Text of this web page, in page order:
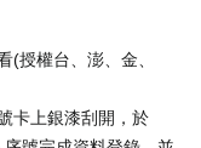
(授權台、澎、金、
卡上銀漆刮開，於